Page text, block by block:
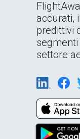
accurati,
predittivi
segmenti
settore